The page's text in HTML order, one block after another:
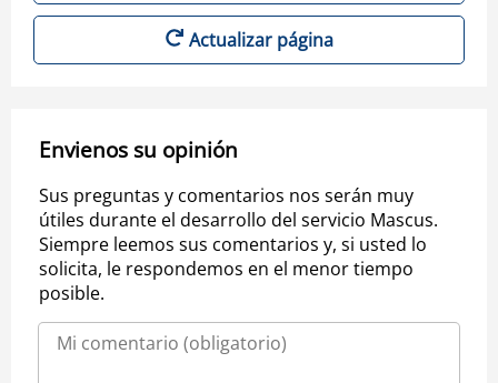
Actualizar página
Envienos su opinión
Sus preguntas y comentarios nos serán muy
útiles durante el desarrollo del servicio Mascus.
Siempre leemos sus comentarios y, si usted lo
solicita, le respondemos en el menor tiempo
posible.